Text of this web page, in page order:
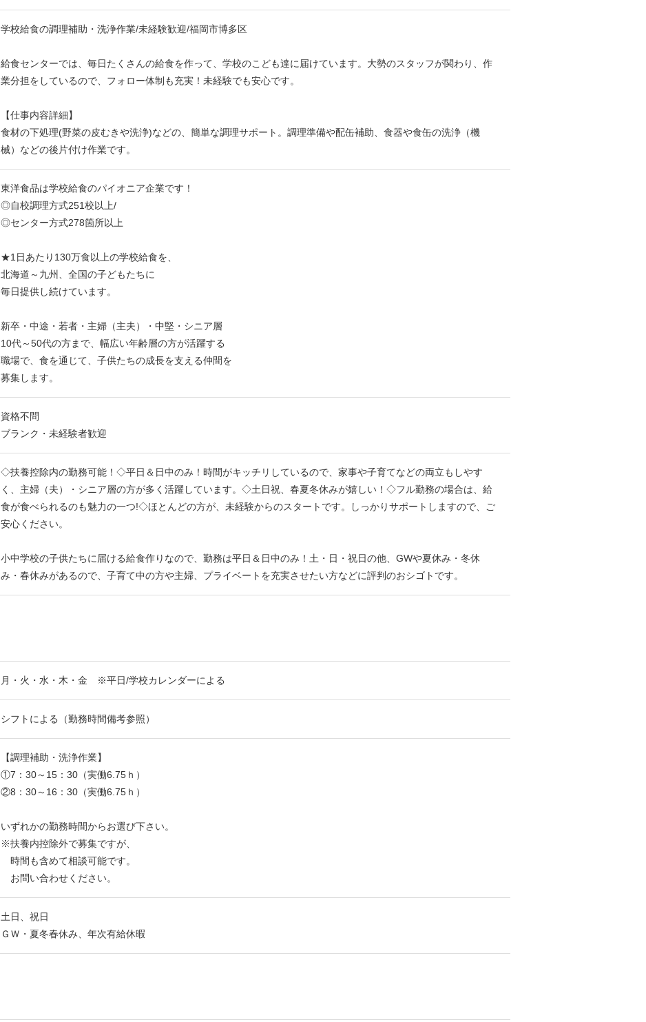
学校給食の調理補助・洗浄作業/未経験歓迎/福岡市博多区
給食センターでは、毎日たくさんの給食を作って、学校のこども達に届けています。大勢のスタッフが関わり、作
業分担をしているので、フォロー体制も充実！未経験でも安心です。
【仕事内容詳細】
食材の下処理(野菜の皮むきや洗浄)などの、簡単な調理サポート。調理準備や配缶補助、食器や食缶の洗浄（機
械）などの後片付け作業です。
東洋食品は学校給食のパイオニア企業です！
◎自校調理方式251校以上/
◎センター方式278箇所以上
★1日あたり130万食以上の学校給食を、
北海道～九州、全国の子どもたちに
毎日提供し続けています。
新卒・中途・若者・主婦（主夫）・中堅・シニア層
10代～50代の方まで、幅広い年齢層の方が活躍する
職場で、食を通じて、子供たちの成長を支える仲間を
募集します。
資格不問
ブランク・未経験者歓迎
◇扶養控除内の勤務可能！◇平日＆日中のみ！時間がキッチリしているので、家事や子育てなどの両立もしやす
く、主婦（夫）・シニア層の方が多く活躍しています。◇土日祝、春夏冬休みが嬉しい！◇フル勤務の場合は、給
食が食べられるのも魅力の一つ!◇ほとんどの方が、未経験からのスタートです。しっかりサポートしますので、ご
安心ください。
小中学校の子供たちに届ける給食作りなので、勤務は平日＆日中のみ！土・日・祝日の他、GWや夏休み・冬休
み・春休みがあるので、子育て中の方や主婦、プライベートを充実させたい方などに評判のおシゴトです。
月・火・水・木・金 ※平日/学校カレンダーによる
シフトによる（勤務時間備考参照）
【調理補助・洗浄作業】
①7：30～15：30（実働6.75ｈ）
②8：30～16：30（実働6.75ｈ）
いずれかの勤務時間からお選び下さい。
※扶養内控除外で募集ですが、
時間も含めて相談可能です。
お問い合わせください。
土日、祝日
ＧＷ・夏冬春休み、年次有給休暇